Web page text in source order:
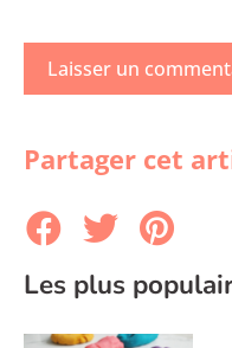
Partager cet
Les plus